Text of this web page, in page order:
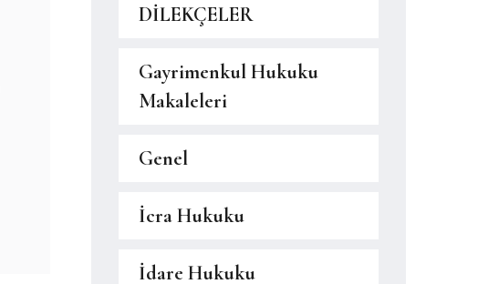
DİLEKÇELER
Gayrimenkul Hukuku
Makaleleri
Genel
İcra Hukuku
İdare Hukuku